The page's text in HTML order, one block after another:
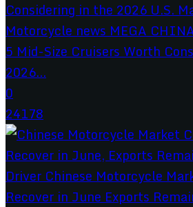
5 Mid-Size Cruisers Worth
2026...
0
24178